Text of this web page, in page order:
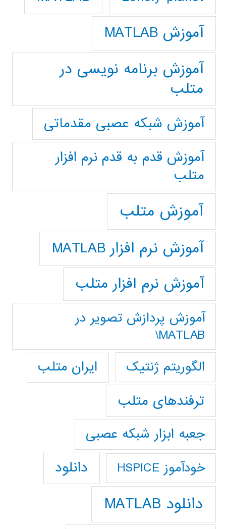
آموزش MATLAB
آموزش برنامه نویسی در
متلب
آموزش شبکه عصبی مقدماتی
آموزش قدم به قدم نرم افزار
متلب
آموزش متلب
آموزش نرم افزار MATLAB
آموزش نرم افزار متلب
آموزش پردازش تصوير در
MATLAB\
الگوریتم ژنتیک
ایران متلب
ترفندهای متلب
جعبه ابزار شبکه عصبی
خودآموز HSPICE دانلود
دانلود MATLAB